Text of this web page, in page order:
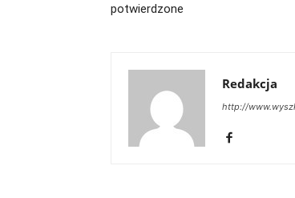
potwierdzone
Redakcja
http://